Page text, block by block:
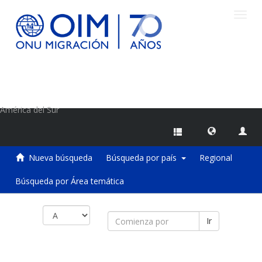
América del Sur
Nueva búsqueda Búsqueda por país Regional
Búsqueda por Área temática
Ir